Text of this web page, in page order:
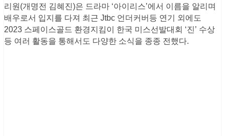
리원(개명전 김혜진)은 드라마 ‘아이리스’에서 이름을 알리며
배우로서 입지를 다져 최근 Jtbc 언더커버등 연기 외에도
2023 스페이스골드 환경지킴이 한국 미스선발대회 ‘진’ 수상
등 여러 활동을 통해서도 다양한 소식을 종종 전했다.